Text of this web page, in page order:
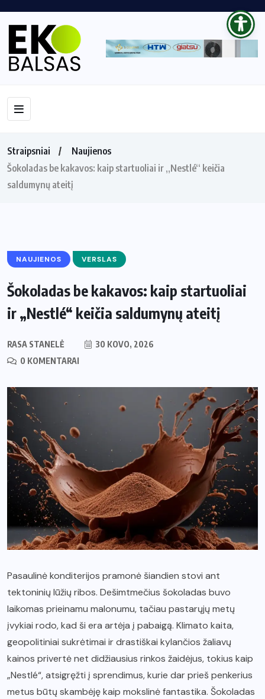
Straipsniai
Naujienos
Šokoladas be kakavos: kaip startuoliai ir „Nestlé“ keičia
saldumynų ateitį
NAUJIENOS VERSLAS
Šokoladas be kakavos: kaip startuoliai
ir „Nestlé“ keičia saldumynų ateitį
RASA STANELĖ
30 KOVO, 2026
0 KOMENTARAI
Pasaulinė konditerijos pramonė šiandien stovi ant
tektoninių lūžių ribos. Dešimtmečius šokoladas buvo
laikomas prieinamu malonumu, tačiau pastarųjų metų
įvykiai rodo, kad ši era artėja į pabaigą. Klimato kaita,
geopolitiniai sukrėtimai ir drastiškai kylančios žaliavų
kainos privertė net didžiausius rinkos žaidėjus, tokius kaip
„Nestlé“, atsigręžti į sprendimus, kurie dar prieš penkerius
metus būtų skambėję kaip mokslinė fantastika. Šokoladas